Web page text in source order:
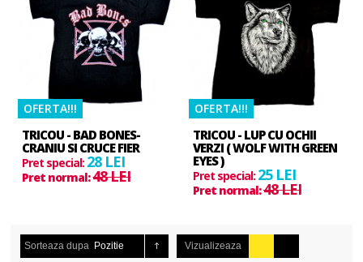
OFERTA!!!
TRICOU - BAD BONES-
CRANIU SI CRUCE FIER
Pret special: 28 LEI
Pret normal:48 LEI
OFERTA!!!
TRICOU - LUP CU OCHII
VERZI ( WOLF WITH GREEN
EYES )
Pret special: 25 LEI
Pret normal:48 LEI
Sorteaza dupa Pozitie Vizualizeaza